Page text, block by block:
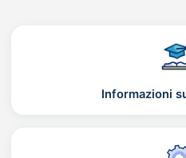
Informazioni